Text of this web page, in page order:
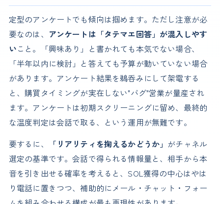
定型のアンケートでも傾向は掴めます。ただし注意が必
要なのは、 アンケートは「タテマエ回答」が混入しやす
いこと。「興味あり」と書かれても本気でない場合、
「半年以内に検討」と答えても予算が動いていない場合
があります。アンケート結果を鵜呑みにして架電する
と、購買タイミングが実在しない"バグ"営業が量産され
ます。アンケートは初期スクリーニングに留め、最終的
な温度判定は会話で取る、という運用が無難です。
要するに、
「リアリティを掬えるかどうか」 がチャネル
選定の基準です。会話で得られる情報量と、相手から本
音を引き出せる確率を考えると、SOL獲得の中心はやは
り電話に置きつつ、補助的にメール・チャット・フォー